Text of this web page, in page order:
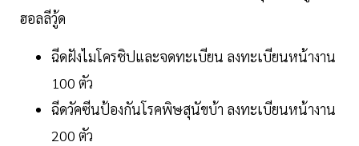
ฮอลลีวู้ด
ฉีดฝังไมโครชิปและจดทะเบียน ลงทะเบียนหน้างาน
100 ตัว
ฉีดวัคซีนป้องกันโรคพิษสุนัขบ้า ลงทะเบียนหน้างาน
200 ตัว